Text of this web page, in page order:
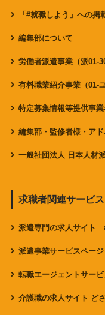
「#就職しよう」への
編集部について
労働者派遣事業（派01-
有料職業紹介事業（01-
特定募集情報等提供事業
編集部・監修者様・ア
一般社団法人 日本人材
求職者関連サービス
派遣専門の求人サイト
派遣事業サービスページ
転職エージェントサー
介護職の求人サイト ど